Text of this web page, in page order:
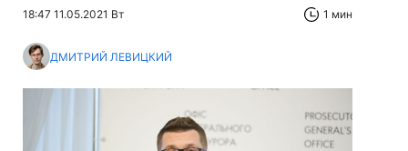
18:47 11.05.2021 Вт 1 мин
ДМИТРИЙ ЛЕВИЦКИЙ